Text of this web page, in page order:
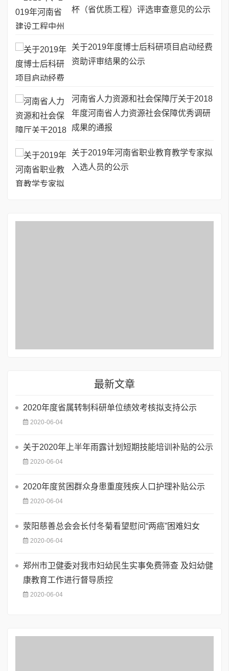
杯（省优质工程）评选审查意见的公示
关于2019年度博士后科研项目启动经费
资助评审结果的公示
河南省人力资源和社会保障厅关于2018
年度河南省人力资源社会保障优秀调研
成果的通报
关于2019年河南省职业教育教学专家拟
入选人员的公示
最新文章
2020年度省属转制科研单位绩效考核拟支持公示
2020-06-04
关于2020年上半年雨露计划短期技能培训补贴的公示
2020-06-04
2020年度贫困群众身患重度残疾人口护理补贴公示
2020-06-04
荥阳慈善总会会长付冬菊看望慰问“两癌”困难妇女
2020-06-04
郑州市卫健委对我市妇幼民生实事免费筛查 及妇幼健
康教育工作进行督导质控
2020-06-04